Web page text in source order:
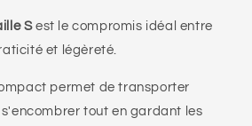
Sest le compromis idéal entre
et légèreté.
permet de transporter
s'encombrer tout en gardant les